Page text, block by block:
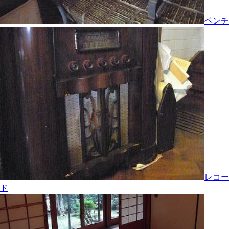
ベンチ
レコー
ド